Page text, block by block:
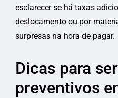
esclarecer se há taxas
deslocamento ou por
surpresas na hora de pagar.
Dicas para
preventivos